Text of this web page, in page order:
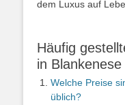
dem Luxus auf
Häufig
in Blankenese
Welche Preise
üblich?